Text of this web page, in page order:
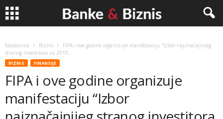
Biznis
Naslovnica Biznis
FIPA i ove godine organizuje manifestaciju “Izbor najznačajnijeg
stranog investitora za 2019....
BIZNIS FINANSIJE
FIPA i ove godine organizuje
manifestaciju “Izbor